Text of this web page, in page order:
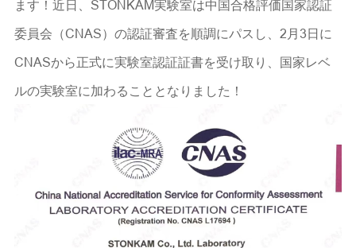
ます！近日、STONKAM実験室は中国合格評価国家認証
委員会（CNAS）の認証審査を順調にパスし、2月3日に
CNASから正式に実験室認証証書を受け取り、国家レベ
ルの実験室に加わることとなりました！